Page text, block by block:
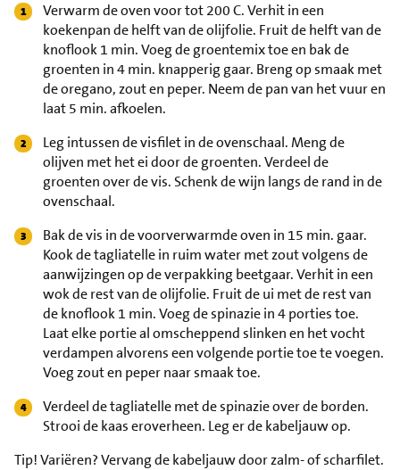
Verwarm de oven voor tot 200 C. Verhit in een
koekenpan de helft van de olijfolie. Fruit de helft van de
knoflook 1 min. Voeg de groentemix toe en bak de
groenten in 4 min. knapperig gaar. Breng op smaak met
de oregano, zout en peper. Neem de pan van het vuur en
laat 5 min. afkoelen.
Leg intussen de visfilet in de ovenschaal. Meng de
olijven met het ei door de groenten. Verdeel de
groenten over de vis. Schenk de wijn langs de rand in de
ovenschaal.
Bak de vis in de voorverwarmde oven in 15 min. gaar.
Kook de tagliatelle in ruim water met zout volgens de
aanwijzingen op de verpakking beetgaar. Verhit in een
wok de rest van de olijfolie. Fruit de ui met de rest van
de knoflook 1 min. Voeg de spinazie in 4 porties toe.
Laat elke portie al omscheppend slinken en het vocht
verdampen alvorens een volgende portie toe te voegen.
Voeg zout en peper naar smaak toe.
Verdeel de tagliatelle met de spinazie over de borden.
Strooi de kaas eroverheen. Leg er de kabeljauw op.
Tip!Variëren? Vervang de kabeljauw door zalm- of scharfilet.